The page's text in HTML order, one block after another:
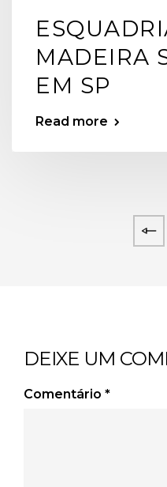
MADEIRA
EM SP
Read more
DEIXE UM
Comentário *